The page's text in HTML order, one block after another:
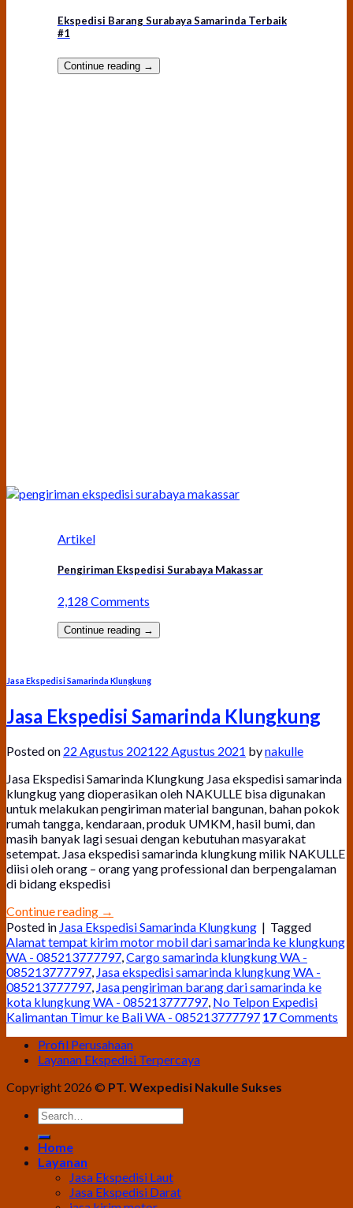
Ekspedisi Barang Surabaya Samarinda Terbaik
#1
Continue reading →
Artikel
Pengiriman Ekspedisi Surabaya Makassar
2,128 Comments
Continue reading →
Jasa Ekspedisi Samarinda Klungkung
Jasa Ekspedisi Samarinda Klungkung
Posted on 22 Agustus 202122 Agustus 2021 bynakulle
Jasa Ekspedisi Samarinda Klungkung Jasa ekspedisi samarinda
klungkug yang dioperasikan oleh NAKULLE bisa digunakan
untuk melakukan pengiriman material bangunan, bahan pokok
rumah tangga, kendaraan, produk UMKM, hasil bumi, dan
masih banyak lagi sesuai dengan kebutuhan masyarakat
setempat. Jasa ekspedisi samarinda klungkung milik NAKULLE
diisi oleh orang – orang yang professional dan berpengalaman
di bidang ekspedisi
Continue reading →
Posted in Jasa Ekspedisi Samarinda Klungkung | Tagged
Alamat tempat kirim motor mobil dari samarinda ke klungkung
WA - 085213777797,Cargo samarinda klungkung WA -
085213777797, Jasa ekspedisi samarinda klungkung WA -
085213777797, Jasa pengiriman barang dari samarinda ke
kota klungkung WA - 085213777797, No Telpon Expedisi
Kalimantan Timur ke Bali WA - 085213777797 17Comments
Profil Perusahaan
Layanan Ekspedisi Terpercaya
Copyright 2026 © PT. Wexpedisi Nakulle Sukses
Home
Layanan
Jasa Ekspedisi Laut
Jasa Ekspedisi Darat